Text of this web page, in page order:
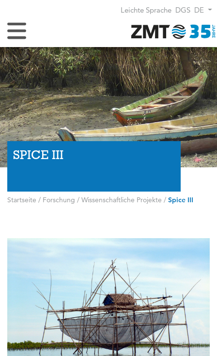
Leichte Sprache DGS DE
Navigation umschalten
SPICE III
Startseite / Forschung / Wissenschaftliche Projekte / Spice III